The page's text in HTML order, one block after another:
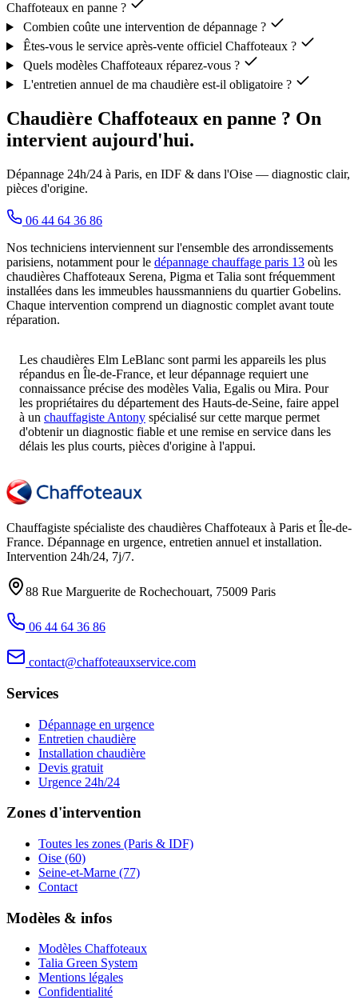
Chaffoteaux en panne ?
Combien coûte une intervention de dépannage ?
Êtes-vous le service après-vente officiel Chaffoteaux ?
Quels modèles Chaffoteaux réparez-vous ?
L'entretien annuel de ma chaudière est-il obligatoire ?
Chaudière Chaffoteaux en panne ? On
intervient aujourd'hui.
Dépannage 24h/24 à Paris, en IDF & dans l'Oise — diagnostic clair,
pièces d'origine.
06 44 64 36 86
Nos techniciens interviennent sur l'ensemble des arrondissements
parisiens, notamment pour le dépannage chauffage paris 13 où les
chaudières Chaffoteaux Serena, Pigma et Talia sont fréquemment
installées dans les immeubles haussmanniens du quartier Gobelins.
Chaque intervention comprend un diagnostic complet avant toute
réparation.
Les chaudières Elm LeBlanc sont parmi les appareils les plus
répandus en Île-de-France, et leur dépannage requiert une
connaissance précise des modèles Valia, Egalis ou Mira. Pour
les propriétaires du département des Hauts-de-Seine, faire appel
à un chauffagiste Antony spécialisé sur cette marque permet
d'obtenir un diagnostic fiable et une remise en service dans les
délais les plus courts, pièces d'origine à l'appui.
Chauffagiste spécialiste des chaudières Chaffoteaux à Paris et Île-de-
France. Dépannage en urgence, entretien annuel et installation.
Intervention 24h/24, 7j/7.
88 Rue Marguerite de Rochechouart, 75009 Paris
06 44 64 36 86
contact@chaffoteauxservice.com
Services
Dépannage en urgence
Entretien chaudière
Installation chaudière
Devis gratuit
Urgence 24h/24
Zones d'intervention
Toutes les zones (Paris & IDF)
Oise (60)
Seine-et-Marne (77)
Contact
Modèles & infos
Modèles Chaffoteaux
Talia Green System
Mentions légales
Confidentialité